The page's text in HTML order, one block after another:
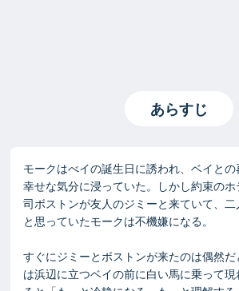
あらすじ
モークはべイの誕生日に誘われ、ベイと
幸せな気分に浸っていた。しかし約束の
司ボストンが友人のジミーと来ていて、
と思っていたモークは不機嫌になる。
すぐにジミーとボストンが来たのは偶然
は浜辺に立つベイの前に白い馬に乗って現